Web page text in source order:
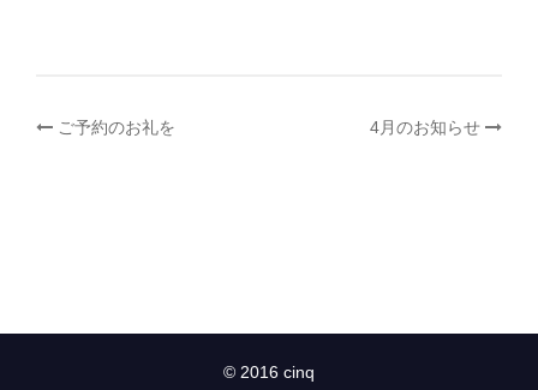
投ご予約のお礼を 4月のお知らせ
© 2016 cinq